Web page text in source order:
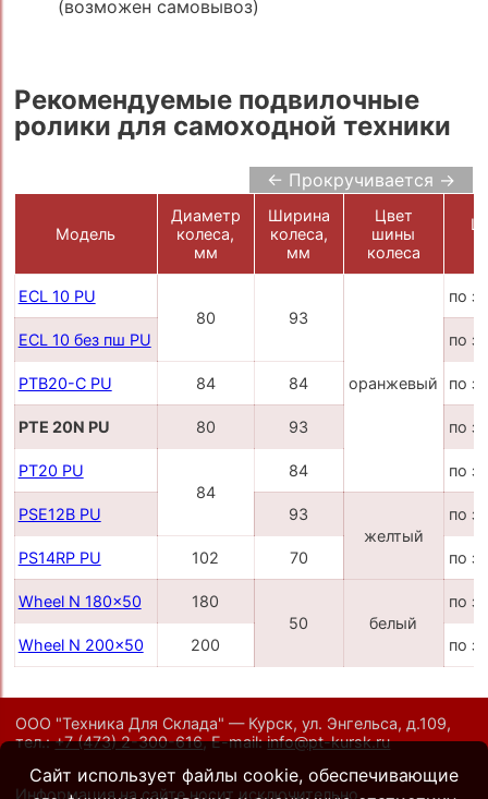
(возможен самовывоз)
Рекомендуемые подвилочные
ролики для самоходной техники
← Прокручивается →
Модель
Диаметр
колеса,
мм
Ширина
колеса,
мм
Цвет
шины
колеса
ECL 10 PU
80
93
оранжевый
по
ECL 10 без пш PU по
PTB20-C PU 84 84 по
PTE 20N PU 80 93 по
PT20 PU
84
84 по
PSE12B PU
93
желтый
по
PS14RP PU 102 70 по
Wheel N 180x50
180
50
белый
по
Wheel N 200x50 200 по
ООО "Техника Для Склада" — Курск, ул. Энгельса, д.109,
тел.:+7 (473) 2-300-616,E-mail:info@pt-kursk.ru
Информация на сайте носит исключительно
Сайт использует файлы cookie, обеспечивающие